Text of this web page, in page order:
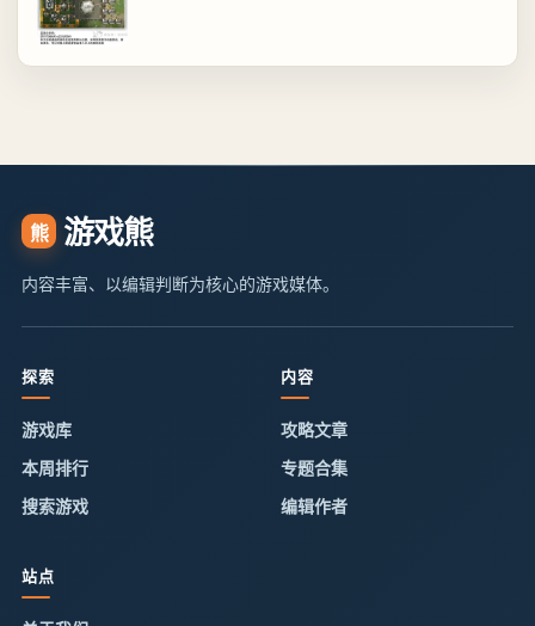
熊 游戏熊
内容丰富、以编辑判断为核心的游戏媒体。
探索
游戏库
本周排行
搜索游戏
内容
攻略文章
专题合集
编辑作者
站点